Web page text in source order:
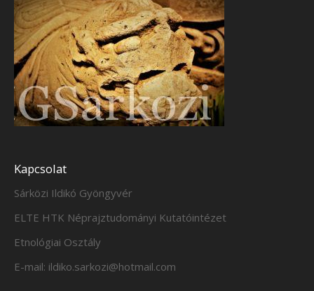
Kapcsolat
Sárközi Ildikó Gyöngyvér
ELTE HTK Néprajztudományi Kutatóintézet
Etnológiai Osztály
E-mail: ildiko.sarkozi@hotmail.com